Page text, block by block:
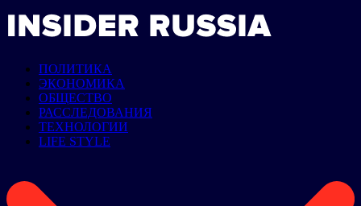
ПОЛИТИКА
ЭКОНОМИКА
ОБЩЕСТВО
РАССЛЕДОВАНИЯ
ТЕХНОЛОГИИ
LIFE STYLE